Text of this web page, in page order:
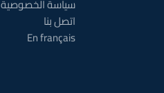
سياسة الخصوصية
اتصل بنا
En français